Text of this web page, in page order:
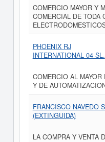
COMERCIO MAYOR Y
COMERCIAL DE TODA
PHOENIX RJ
INTERNATIONAL 04 SL.
COMERCIO AL
Y DE
FRANCISCO NAVEDO
(EXTINGUIDA)
LA COMPRA Y VENTA